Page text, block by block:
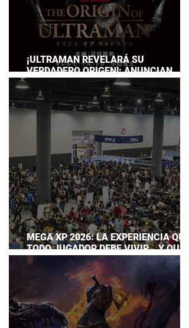
¡ULTRAMAN REVELARÁ SU
VERDADERO ORIGEN!: ANUNCIAN
DOCUMENTAL POR EL 60
ANIVERSARIO DE LA FRANQUICIA
MEGA XP 2026: LA EXPERIENCIA QUE
TODO JUGADOR DEBE VIVIR… Y QUE
AHORA PUEDES DISFRUTAR A TU